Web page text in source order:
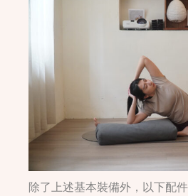
除了上述基本裝備外，以下配